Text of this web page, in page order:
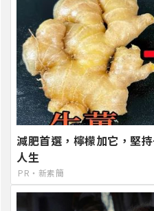
減肥首選，檸檬加它，堅
人生
PR・新素簡